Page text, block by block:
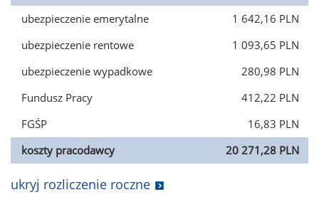
ubezpieczenie emerytalne
1 642,16 PLN
ubezpieczenie rentowe
1 093,65 PLN
ubezpieczenie wypadkowe
280,98 PLN
Fundusz Pracy
412,22 PLN
FGŚP
16,83 PLN
koszty pracodawcy
20 271,28 PLN
ukryj rozliczenie roczne